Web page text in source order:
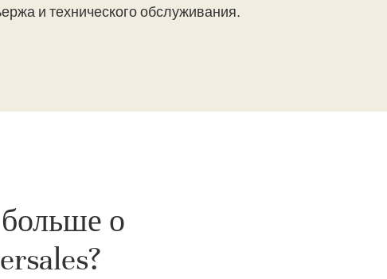
и технического обслуживания.
о